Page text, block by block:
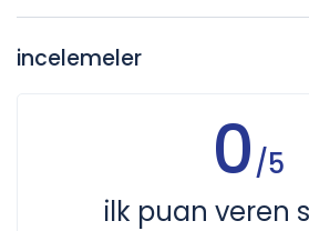
incelemeler
0/5
ilk puan veren